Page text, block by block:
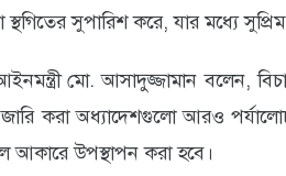
স্থগিতের সুপারিশ করে, যার মধ্যে
মো. আসাদুজ্জামান বলেন,
জারি করা অধ্যাদেশগুলো আরও
আকারে উপস্থাপন করা হবে।